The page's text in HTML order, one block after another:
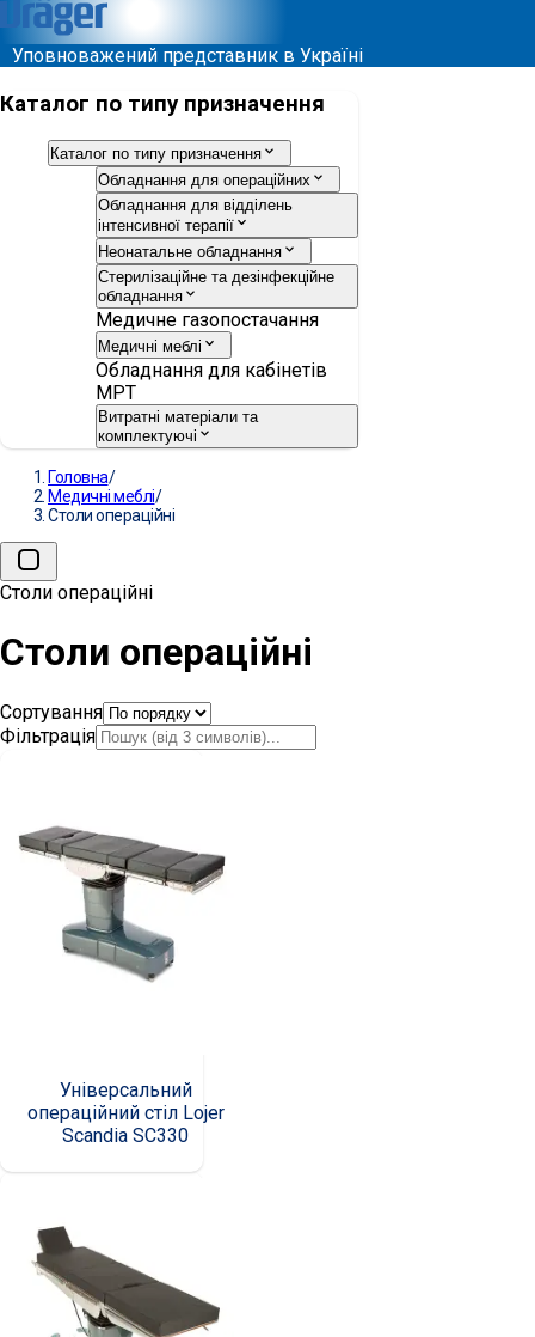
Уповноважений представник в Україні
Каталог по типу призначення
Каталог по типу призначення
Обладнання для операційних
Обладнання для відділень
інтенсивної терапії
Неонатальне обладнання
Стерилізаційне та дезінфекційне
обладнання
Медичне газопостачання
Медичні меблі
Обладнання для кабінетів
МРТ
Витратні матеріали та
комплектуючі
Головна/
Медичні меблі/
Столи операційні
Столи операційні
Столи операційні
Сортування
Фільтрація
Універсальний
операційний стіл Lojer
Scandia SC330